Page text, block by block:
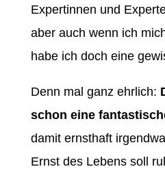
Expertinnen und
aber auch wenn ich
habe ich doch eine
Denn mal ganz ehrlich:
schon eine
damit ernsthaft
Ernst des Lebens soll